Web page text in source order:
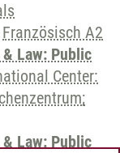
Französisch A2
Law: Public
Center:
Law: Public